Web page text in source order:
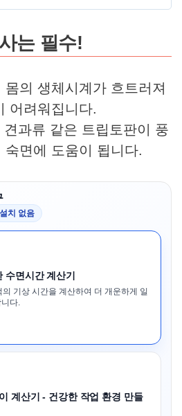
는 필수!
의 생체시계가 흐트러져
어려워집니다.
과류 같은 트립토판이 풍
면에 도움이 됩니다.
설치 없음
수면시간 계산기
기상 시간을 계산하여 더 개운하게 일
다.
계산기 - 건강한 작업 환경 만들